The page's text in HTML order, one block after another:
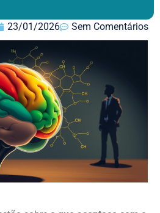
23/01/2026 Sem Comentários